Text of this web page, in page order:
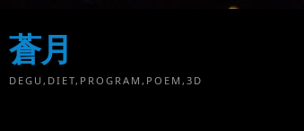
蒼月
DEGU,DIET,PROGRAM,POEM,3D